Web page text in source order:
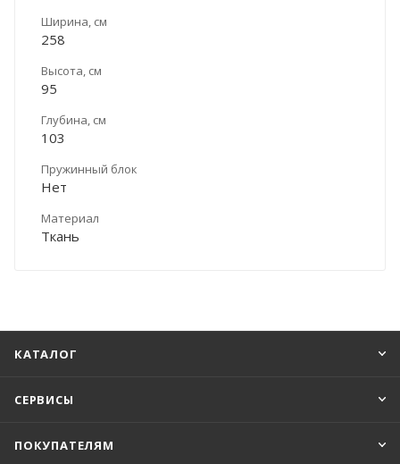
Ширина, см
258
Высота, см
95
Глубина, см
103
Пружинный блок
Нет
Материал
Ткань
КАТАЛОГ
СЕРВИСЫ
ПОКУПАТЕЛЯМ